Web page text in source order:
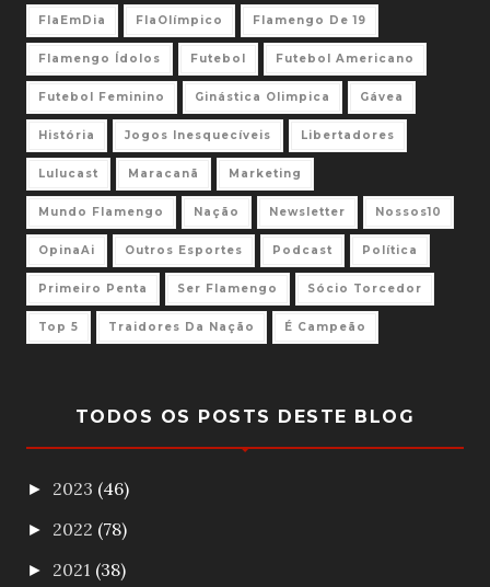
FlaEmDia FlaOlímpico Flamengo De 19
Flamengo Ídolos Futebol Futebol Americano
Futebol Feminino Ginástica Olimpica Gávea
História Jogos Inesquecíveis Libertadores
Lulucast Maracanã Marketing
Mundo Flamengo Nação Newsletter Nossos10
OpinaAi Outros Esportes Podcast Política
Primeiro Penta Ser Flamengo Sócio Torcedor
Top 5 Traidores Da Nação É Campeão
TODOS OS POSTS DESTE BLOG
► 2023 (46)
► 2022 (78)
► 2021 (38)